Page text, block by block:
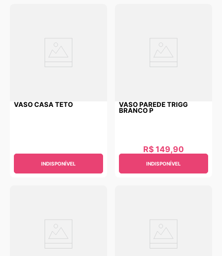
VASO CASA TETO
INDISPONÍVEL
VASO PAREDE TRIGG
BRANCO P
R$ 149,90
INDISPONÍVEL